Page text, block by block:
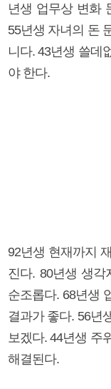
년생 업무상 변화
55년생 자녀의 돈
니다. 43년생 쓸데
야 한다.
92년생 현재까지
진다. 80년생 생
순조롭다. 68년생
결과가 좋다. 56년
보겠다. 44년생 주
해결된다.